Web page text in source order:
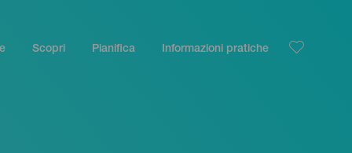
Scopri Pianifica Informazioni pratiche